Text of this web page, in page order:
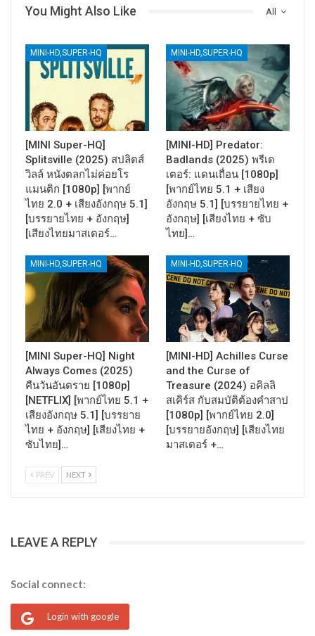
All
You Might Also Like
MINI-HD,SUPER-HQ
[MINI Super-HQ]
Splitsville (2025) สปลิตส์
วิลล์ หนังตลกไม่ค่อยโร
แมนติก [1080p] [พากย์
ไทย 2.0 + เสียงอังกฤษ 5.1]
[บรรยายไทย + อังกฤษ]
[เสียงไทยมาสเตอร์…
MINI-HD,SUPER-HQ
[MINI-HD] Predator:
Badlands (2025) พรีเด
เตอร์: แดนเถื่อน [1080p]
[พากย์ไทย 5.1 + เสียง
อังกฤษ 5.1] [บรรยายไทย +
อังกฤษ] [เสียงไทย + ซับ
ไทย]…
MINI-HD,SUPER-HQ
[MINI Super-HQ] Night
Always Comes (2025)
คืนวันอันตราย [1080p]
[NETFLIX] [พากย์ไทย 5.1 +
เสียงอังกฤษ 5.1] [บรรยาย
ไทย + อังกฤษ] [เสียงไทย +
ซับไทย]…
MINI-HD,SUPER-HQ
[MINI-HD] Achilles Curse
and the Curse of
Treasure (2024) อคิลลิ
สเคิร์ส กับสมบัติต้องคำสาป
[1080p] [พากย์ไทย 2.0]
[บรรยายอังกฤษ] [เสียงไทย
มาสเตอร์ +…
PREV NEXT
LEAVE A REPLY
Social connect:
Login with google